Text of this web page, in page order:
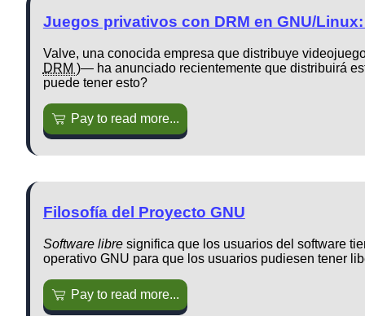
Juegos privativos con DRM en GNU/
Valve, una conocida empresa que distribuye
DRM )— ha anunciado recientemente que distribuirá
puede tener esto?
Pay to read more...
Filosofía del Proyecto GNU
Software libre significa que los usuarios del software
operativo GNU para que los usuarios pudiesen tener
Pay to read more...